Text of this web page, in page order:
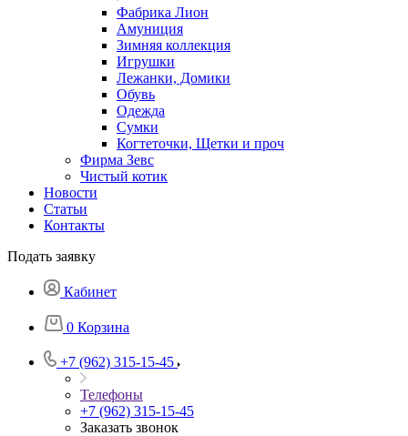
Фабрика Лион
Амуниция
Зимняя коллекция
Игрушки
Лежанки, Домики
Обувь
Одежда
Сумки
Когтеточки, Щетки и проч
Фирма Зевс
Чистый котик
Новости
Статьи
Контакты
Подать заявку
Кабинет
0 Корзина
+7 (962) 315-15-45
Телефоны
+7 (962) 315-15-45
Заказать звонок